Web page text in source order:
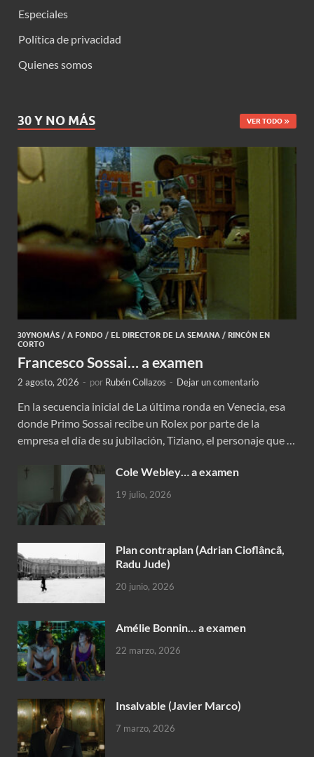
Especiales
Política de privacidad
Quienes somos
30 Y NO MÁS VER TODO
30YNOMÁS / A FONDO / EL DIRECTOR DE LA SEMANA / RINCÓN EN
CORTO
Francesco Sossai… a examen
2 agosto, 2026 - por Rubén Collazos - Dejar un comentario
En la secuencia inicial de La última ronda en Venecia, esa
donde Primo Sossai recibe un Rolex por parte de la
empresa el día de su jubilación, Tiziano, el personaje que …
Cole Webley… a examen
19 julio, 2026
Plan contraplan (Adrian Cioflâncã,
Radu Jude)
20 junio, 2026
Amélie Bonnin… a examen
22 marzo, 2026
Insalvable (Javier Marco)
7 marzo, 2026